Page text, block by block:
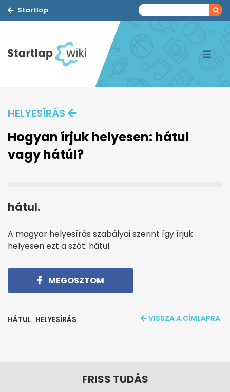
Startlap
HELYESÍRÁS
Hogyan írjuk helyesen: hátul
vagy hátúl?
hátul.
A magyar helyesírás szabályai szerint így írjuk
helyesen ezt a szót: hátul.
MEGOSZTOM
HÁTUL HELYESÍRÁS VISSZA A CÍMLAPRA
FRISS TUDÁS